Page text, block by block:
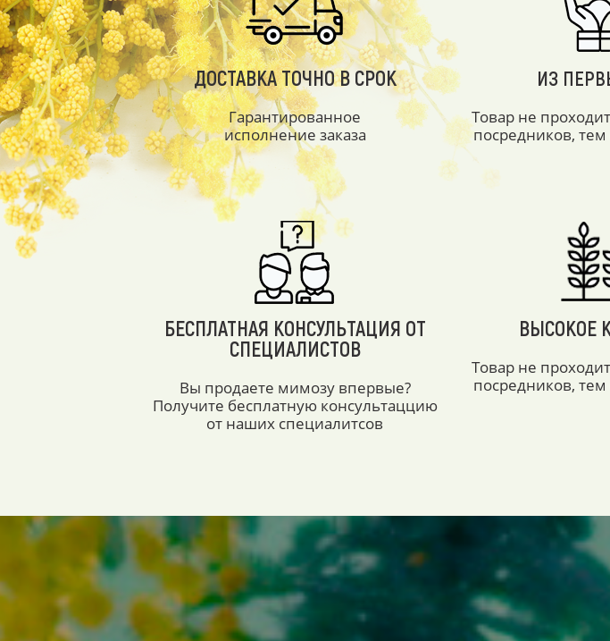
ДОСТАВКА ТОЧНО В СРОК
Гарантированное
исполнение заказа
ИЗ
Товар не
посредников,
БЕСПЛАТНАЯ КОНСУЛЬТАЦИЯ ОТ
СПЕЦИАЛИСТОВ
Вы продаете мимозу впервые?
Получите бесплатную консультаццию
от наших специалитсов
ВЫСОКОЕ
Товар не
посредников,